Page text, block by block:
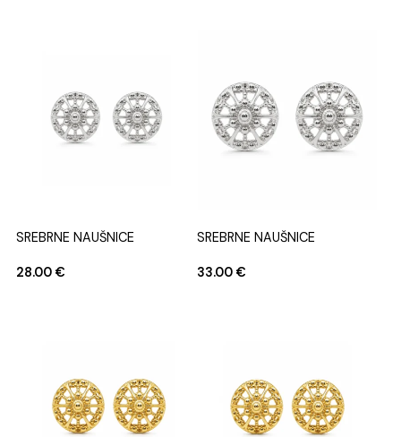
SREBRNE NAUŠNICE
28.00€
SREBRNE NAUŠNICE
33.00€